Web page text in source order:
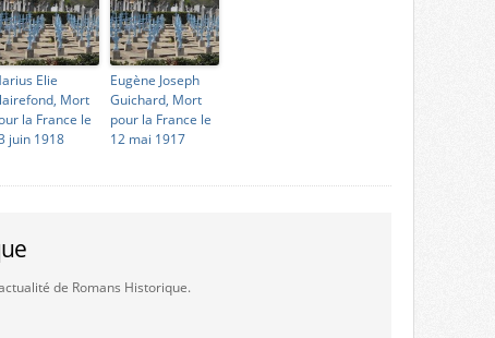
Elie
Mort
la France le
juin 1918
Eugène Joseph
Guichard, Mort
pour la France le
12 mai 1917
de Romans Historique.